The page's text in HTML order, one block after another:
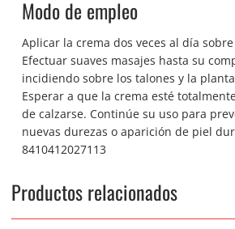
Modo de empleo
Aplicar la crema dos veces al día
Efectuar suaves masajes hasta su
incidiendo sobre los talones y la
Esperar a que la crema esté
de calzarse. Continúe su uso para
nuevas durezas o aparición de piel
8410412027113
Productos relacionados